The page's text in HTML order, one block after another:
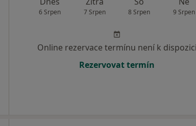
6 Srpen 7 Srpen 8 Srpen 9 Srpen
Online rezervace termínu není k dispozici
Rezervovat termín